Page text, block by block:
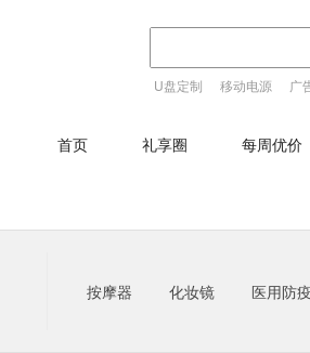
U盘定制 移动电源
广
首页 礼享圈 每周优价
按摩器 化妆镜 医用防